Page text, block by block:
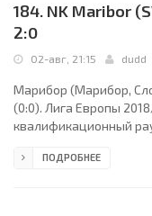
184. NK Maribor
2:0
02-авг, 21:15 dudd
Марибор (Марибор,
(0:0). Лига Европы
квалификационный
облачность. +24°C.
ПОДРОБНЕЕ